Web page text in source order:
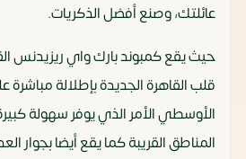
عائلتك، وصنع أفضل الذكريات.
حيث يقع كمبوند بارك واي ريزيدنس
قلب القاهرة الجديدة بإطلالة مباشرة
الأوسطي الأمر الذي يوفر سهولة
المناطق القريبة كما يقع أيضا بجوار